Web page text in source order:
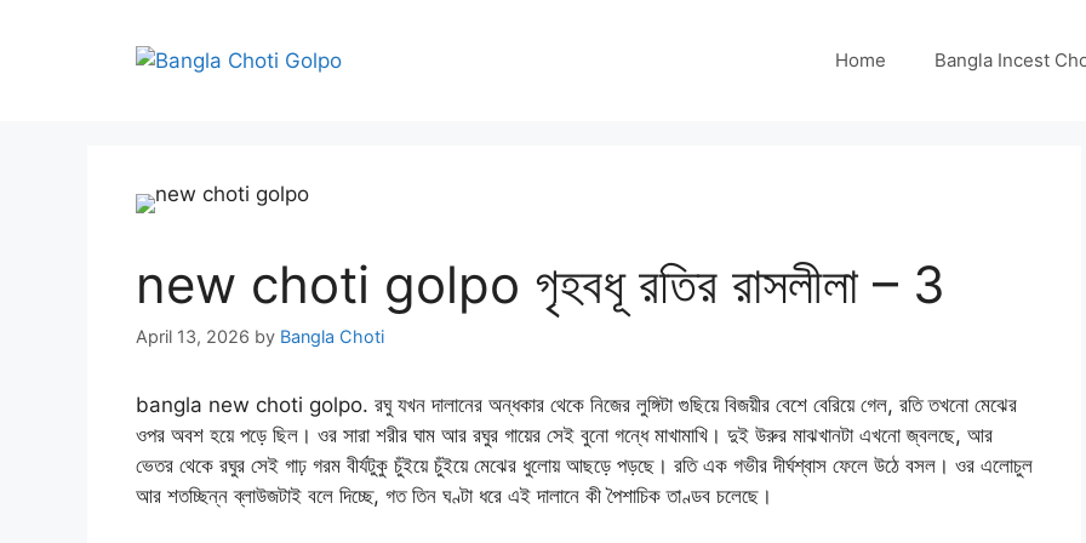
Home Bangla Incest Choti
new choti golpo গৃহবধূ রতির রাসলীলা – 3
April 13, 2026 by Bangla Choti
bangla new choti golpo. রঘু যখন দালানের অন্ধকার থেকে নিজের লুঙ্গিটা গুছিয়ে বিজয়ীর বেশে বেরিয়ে গেল, রতি তখনো মেঝের
ওপর অবশ হয়ে পড়ে ছিল। ওর সারা শরীর ঘাম আর রঘুর গায়ের সেই বুনো গন্ধে মাখামাখি। দুই উরুর মাঝখানটা এখনো জ্বলছে, আর
ভেতর থেকে রঘুর সেই গাঢ় গরম বীর্যটুকু চুঁইয়ে চুঁইয়ে মেঝের ধুলোয় আছড়ে পড়ছে। রতি এক গভীর দীর্ঘশ্বাস ফেলে উঠে বসল। ওর এলোচুল
আর শতচ্ছিন্ন ব্লাউজটাই বলে দিচ্ছে, গত তিন ঘণ্টা ধরে এই দালানে কী পৈশাচিক তাণ্ডব চলেছে।